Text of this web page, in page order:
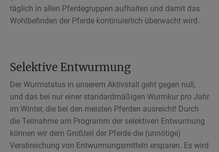
täglich in allen Pferdegruppen aufhalten und damit das
Wohlbefinden der Pferde kontinuierlich überwacht wird.
Selektive Entwurmung
Der Wurmstatus in unserem Aktivstall geht gegen null,
und das bei nur einer standardmäßigen Wurmkur pro Jahr
im Winter, die bei den meisten Pferden ausreicht! Durch
die Teilnahme am Programm der selektiven Entwurmung
können wir dem Großteil der Pferde die (unnötige)
Verabreichung von Entwurmungsmitteln ersparen. Es wird